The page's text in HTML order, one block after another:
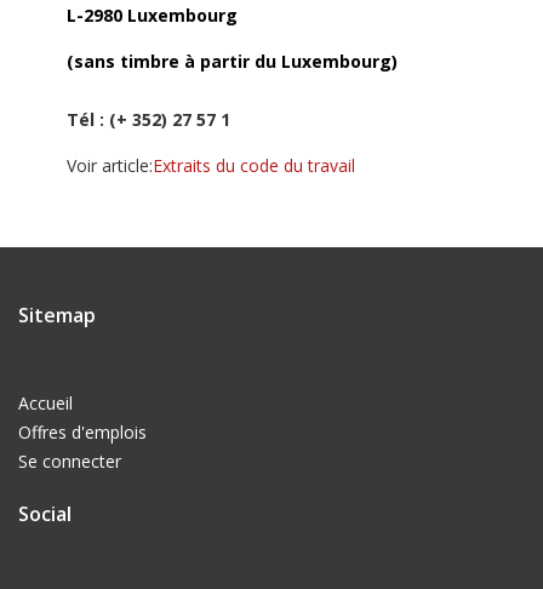
L-2980 Luxembourg
(sans timbre à partir du Luxembourg)
Tél : (+ 352) 27 57 1
Voir article:Extraits du code du travail
Sitemap
Accueil
Offres d'emplois
Se connecter
Social